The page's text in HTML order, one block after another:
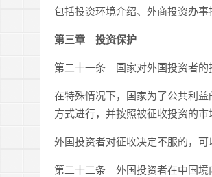
包括投资环境介绍、外商投资办
第三章 投资保护
第二十一条 国家对外国投资者的
在特殊情况下，国家为了公共利
方式进行，并按照被征收投资的市
外国投资者对征收决定不服的，可
第二十二条 外国投资者在中国境